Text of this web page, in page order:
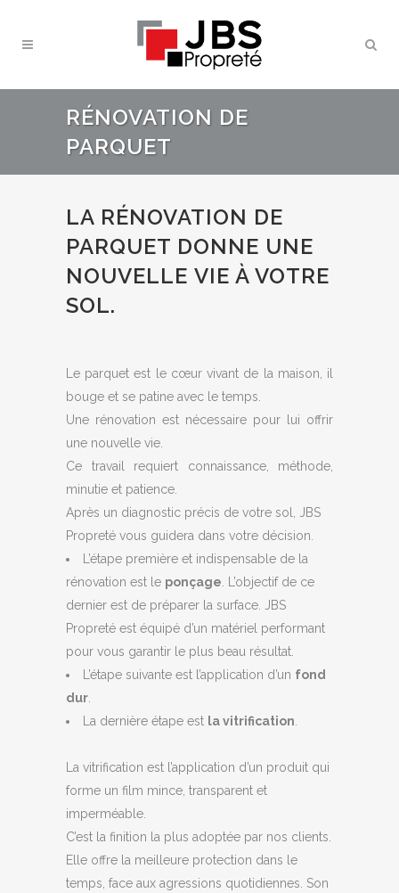
RÉNOVATION DE
PARQUET
LA RÉNOVATION DE
PARQUET DONNE UNE
NOUVELLE VIE À VOTRE
SOL.
Le parquet est le cœur vivant de la maison, il
bouge et se patine avec le temps.
Une rénovation est nécessaire pour lui offrir
une nouvelle vie.
Ce travail requiert connaissance, méthode,
minutie et patience.
Après un diagnostic précis de votre sol, JBS
Propreté vous guidera dans votre décision.
L’étape première et indispensable de la
rénovation est le ponçage . L’objectif de ce
dernier est de préparer la surface. JBS
Propreté est équipé d’un matériel performant
pour vous garantir le plus beau résultat.
L’étape suivante est l’application d’un fond
dur
La dernière étape est la vitrification
La vitrification est l’application d’un produit qui
forme un film mince, transparent et
imperméable.
C’est la finition la plus adoptée par nos clients.
Elle offre la meilleure protection dans le
temps, face aux agressions quotidiennes. Son